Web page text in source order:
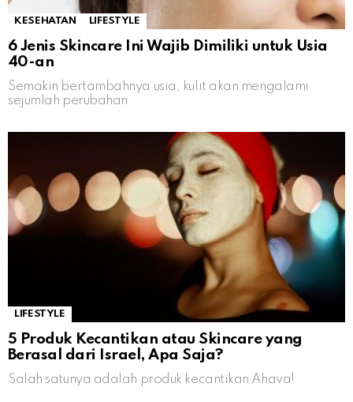
KESEHATAN LIFESTYLE
6 Jenis Skincare Ini Wajib Dimiliki untuk Usia
40-an
Semakin bertambahnya usia, kulit akan mengalami
sejumlah perubahan
LIFESTYLE
5 Produk Kecantikan atau Skincare yang
Berasal dari Israel, Apa Saja?
Salah satunya adalah produk kecantikan Ahava!